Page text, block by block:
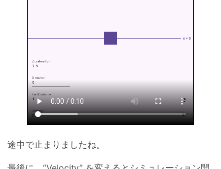
途中で止まりましたね。